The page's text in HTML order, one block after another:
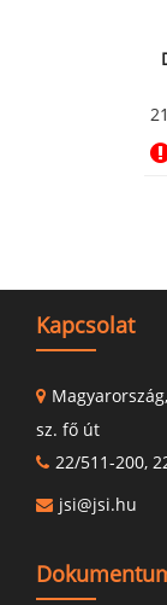
Kapcsolat
sz. fő út
22/511-200,
jsi@jsi.hu